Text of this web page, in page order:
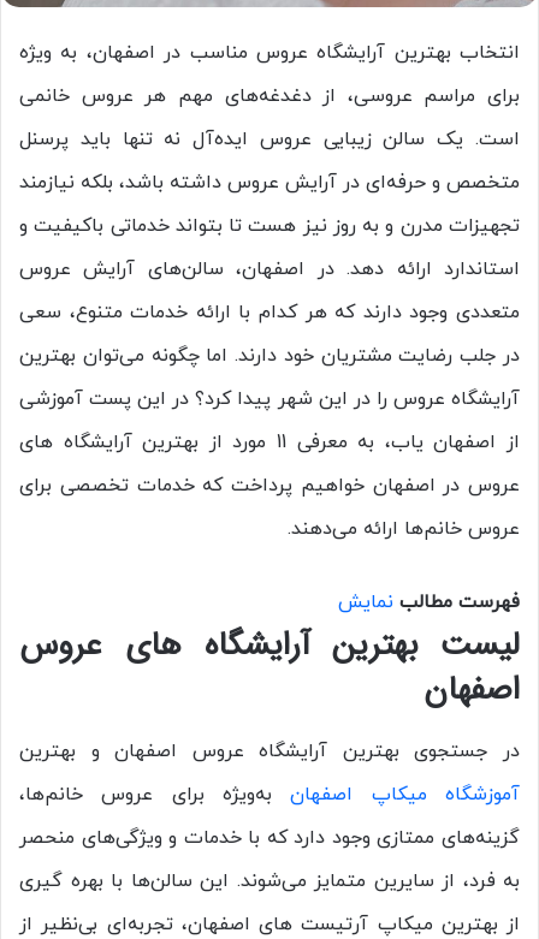
انتخاب بهترین آرایشگاه عروس مناسب در اصفهان، به ویژه
برای مراسم عروسی، از دغدغه‌های مهم هر عروس خانمی
است. یک سالن زیبایی عروس ایده‌آل نه تنها باید پرسنل
متخصص و حرفه‌ای در آرایش عروس داشته باشد، بلکه نیازمند
تجهیزات مدرن و به ‌روز نیز هست تا بتواند خدماتی باکیفیت و
استاندارد ارائه دهد. در اصفهان، سالن‌های آرایش عروس
متعددی وجود دارند که هر کدام با ارائه خدمات متنوع، سعی
در جلب رضایت مشتریان خود دارند. اما چگونه می‌توان بهترین
آرایشگاه عروس را در این شهر پیدا کرد؟ در این پست آموزشی
از اصفهان یاب، به معرفی 11 مورد از بهترین آرایشگاه های
عروس در اصفهان خواهیم پرداخت که خدمات تخصصی برای
عروس خانم‌ها ارائه می‌دهند.
فهرست مطالب نمایش
لیست بهترین آرایشگاه های عروس
اصفهان
در جستجوی بهترین آرایشگاه عروس اصفهان و بهترین
آموزشگاه میکاپ اصفهانبه‌ویژه برای عروس خانم‌ها،
گزینه‌های ممتازی وجود دارد که با خدمات و ویژگی‌های منحصر
به ‌فرد، از سایرین متمایز می‌شوند. این سالن‌ها با بهره ‌گیری
از بهترین میکاپ آرتیست های اصفهان، تجربه‌ای بی‌نظیر از